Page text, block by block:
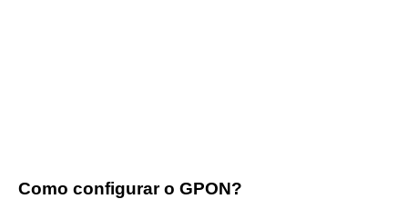
Como configurar o GPON?